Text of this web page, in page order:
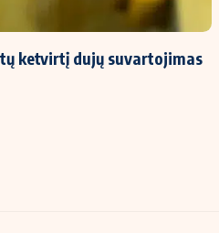
Titulinis
Nedarbo išmokos skaičiuoklė
ketvirtį dujų suvartojimas